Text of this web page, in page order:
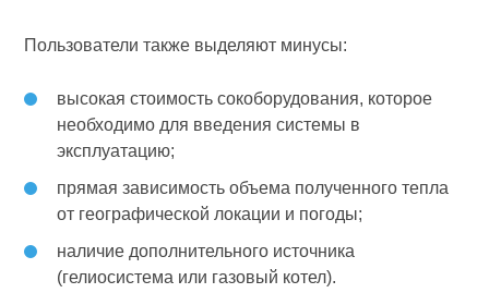
Пользователи также выделяют минусы:
высокая стоимость сокоборудования, которое
необходимо для введения системы в
эксплуатацию;
прямая зависимость объема полученного тепла
от географической локации и погоды;
наличие дополнительного источника
(гелиосистема или газовый котел).